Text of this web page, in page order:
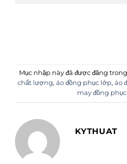
Mục nhập này đã được đăng trong
chất lượng, áo đồng phục lớp, áo
may đồng
KYTHUAT